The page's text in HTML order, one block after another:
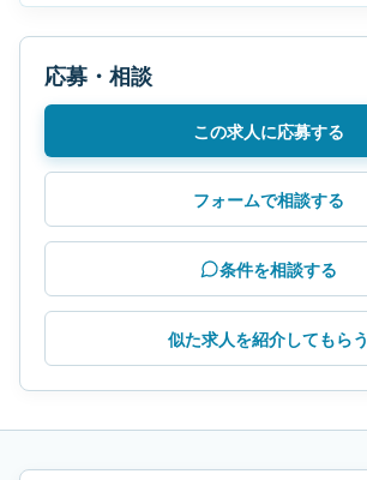
応募・相談
この求人に応募する
フォームで相談する
条件を相談する
似た求人を紹介してもらう